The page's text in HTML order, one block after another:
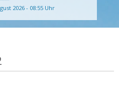
2026 - 08:55 Uhr